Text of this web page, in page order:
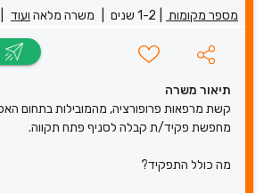
מספר מקומות 1-2 שנים משרה מלאה ועוד
תיאור משרה
קשת מרפאות פרופורציה, מהמובילות בתחום
מחפשת פקיד/ת קבלה לסניף פתח תקווה.
מה כולל התפקיד?